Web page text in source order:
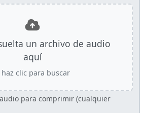
un archivo de audio
aquí
haz clic para buscar
para comprimir (cualquier